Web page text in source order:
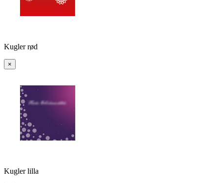
Kugler rød
×
Kugler lilla